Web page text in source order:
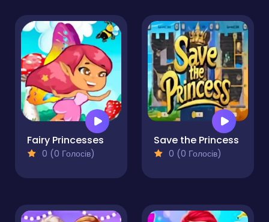
Fairy Princesses
0 (0 Голосів)
Save the Princess
0 (0 Голосів)